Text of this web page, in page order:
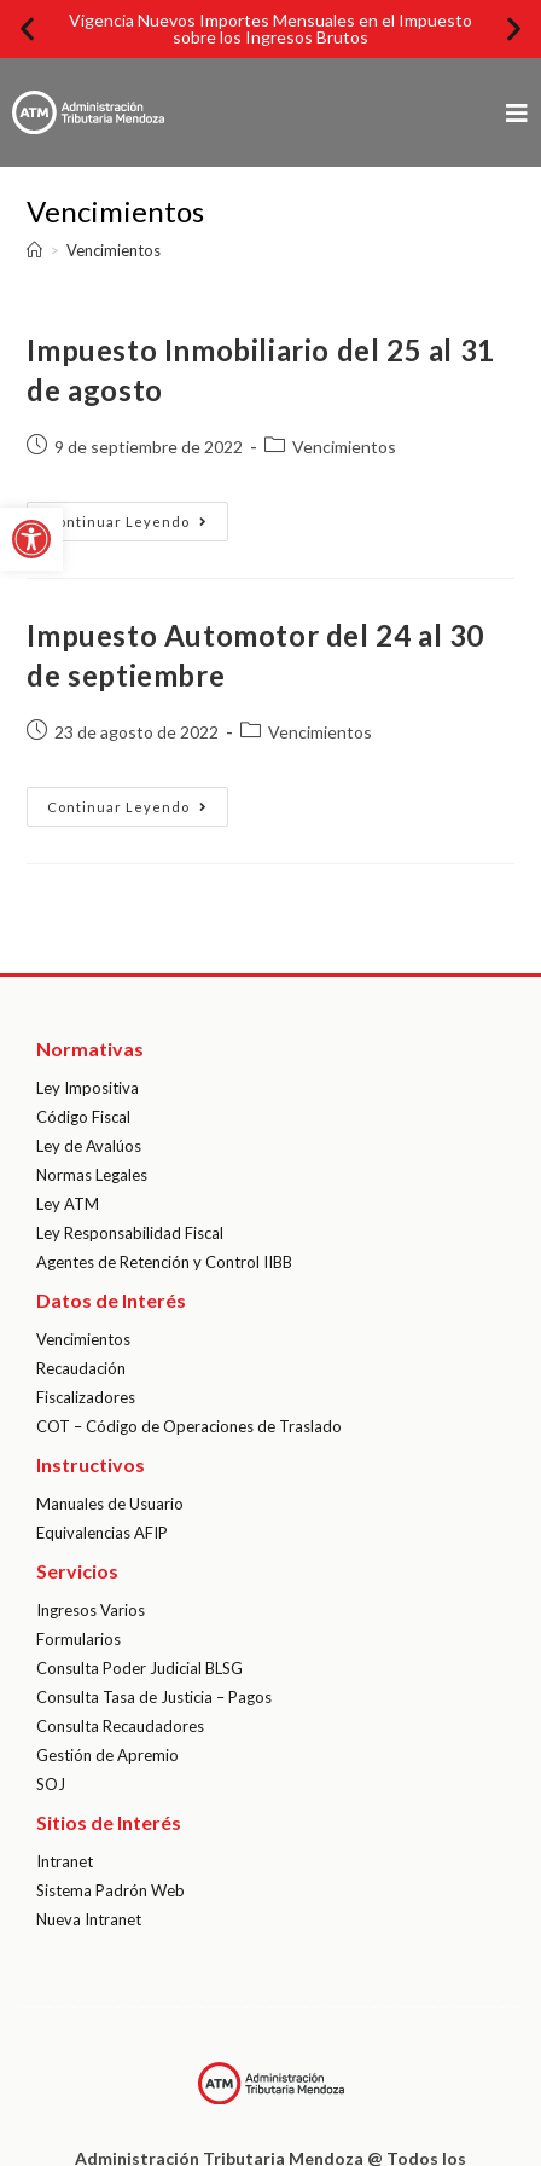
Vigencia Nuevos Importes Mensuales en el Impuesto
sobre los Ingresos Brutos
Vencimientos
> Vencimientos
Impuesto Inmobiliario del 25 al 31
de agosto
9 de septiembre de 2022 Vencimientos
Continuar Leyendo
Impuesto Automotor del 24 al 30
de septiembre
23 de agosto de 2022 Vencimientos
Continuar Leyendo
Normativas
Ley Impositiva
Código Fiscal
Ley de Avalúos
Normas Legales
Ley ATM
Ley Responsabilidad Fiscal
Agentes de Retención y Control IIBB
Datos de Interés
Vencimientos
Recaudación
Fiscalizadores
COT – Código de Operaciones de Traslado
Instructivos
Manuales de Usuario
Equivalencias AFIP
Servicios
Ingresos Varios
Formularios
Consulta Poder Judicial BLSG
Consulta Tasa de Justicia – Pagos
Consulta Recaudadores
Gestión de Apremio
SOJ
Sitios de Interés
Intranet
Sistema Padrón Web
Nueva Intranet
Administración Tributaria Mendoza @ Todos los
Abrir barra de herramientas